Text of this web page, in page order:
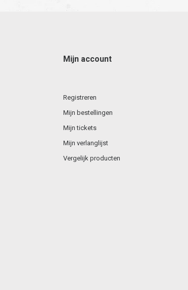
Mijn account
Registreren
Mijn bestellingen
Mijn tickets
Mijn verlanglijst
Vergelijk producten